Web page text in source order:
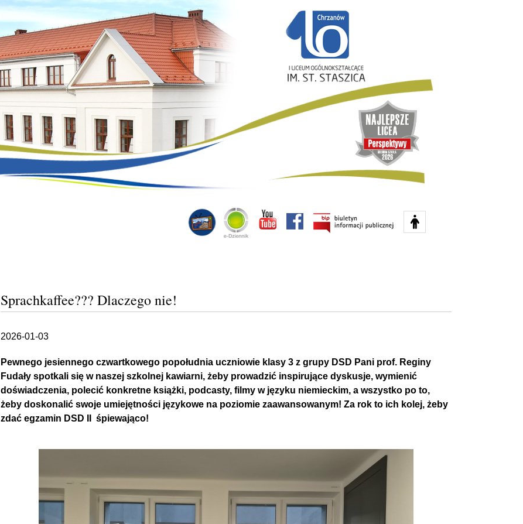
Sprachkaffee??? Dlaczego nie!
2026-01-03
Pewnego jesiennego czwartkowego popołudnia uczniowie klasy 3 z grupy DSD Pani prof. Reginy
Fudały spotkali się w naszej szkolnej kawiarni, żeby prowadzić inspirujące dyskusje, wymienić
doświadczenia, polecić konkretne książki, podcasty, filmy w języku niemieckim, a wszystko po to,
żeby doskonalić swoje umiejętności językowe na poziomie zaawansowanym! Za rok to ich kolej, żeby
zdać egzamin DSD II śpiewająco!